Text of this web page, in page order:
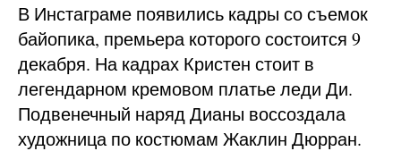
В Инстаграме появились кадры со съемок
байопика, премьера которого состоится 9
декабря. На кадрах Кристен стоит в
легендарном кремовом платье леди Ди.
Подвенечный наряд Дианы воссоздала
художница по костюмам Жаклин Дюрран.